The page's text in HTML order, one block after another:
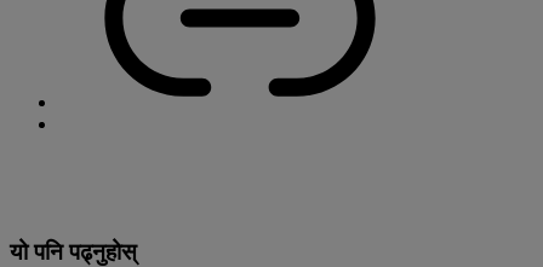
यो पनि पढ्नुहोस्